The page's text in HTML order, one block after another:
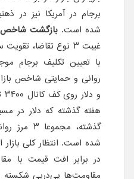
برجام در آمریکا نیز در
شده است.بازگشت شاخص بازار
غیبت ۳ نوع تقاضا،
با تعیین تکلیف برجام
روانی و حمایتی شاخص
هفته گذشته که دلار در
گذشته،
شده است. انتظار کلی بازار
در برابر افت قیمت با
مقاومت‌ها پی‌درپی